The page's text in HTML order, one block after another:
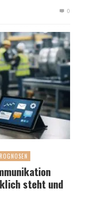
0
steht und